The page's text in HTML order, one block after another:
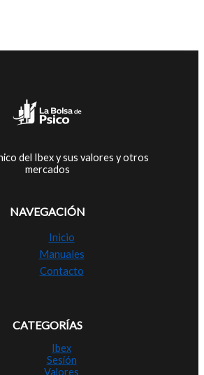
del Ibex y sus valores y otros
mercados
NAVEGACIÓN
Inicio
Manuales
Contacto
CATEGORÍAS
Ibex
Sesión
Valores